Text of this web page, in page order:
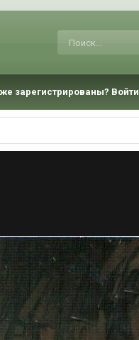
зарегистрированы? Войти